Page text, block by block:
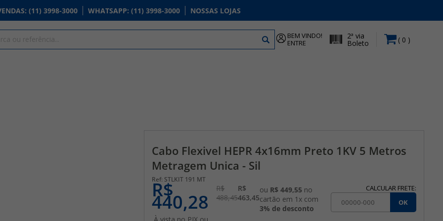
: (11) 3998-3000 WHATSAPP: (11) 3998-3000 NOSSAS LOJAS
BEM VINDO!
ENTRE
2ª via
Boleto 0
Cabo Flexivel HEPR 4x16mm Preto 1KV 5 Metros
Metragem Unica - Sil
STLKIT 191 MT
R$
440,28
R$
488,45
R$
463,45
ou R$ 449,55 no
cartão em 1x com
3% de desconto
CALCULAR FRETE:
OK